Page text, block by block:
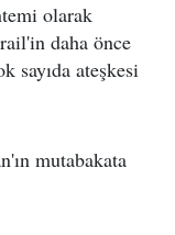
olarak
daha önce
sayıda ateşkesi
mutabakata